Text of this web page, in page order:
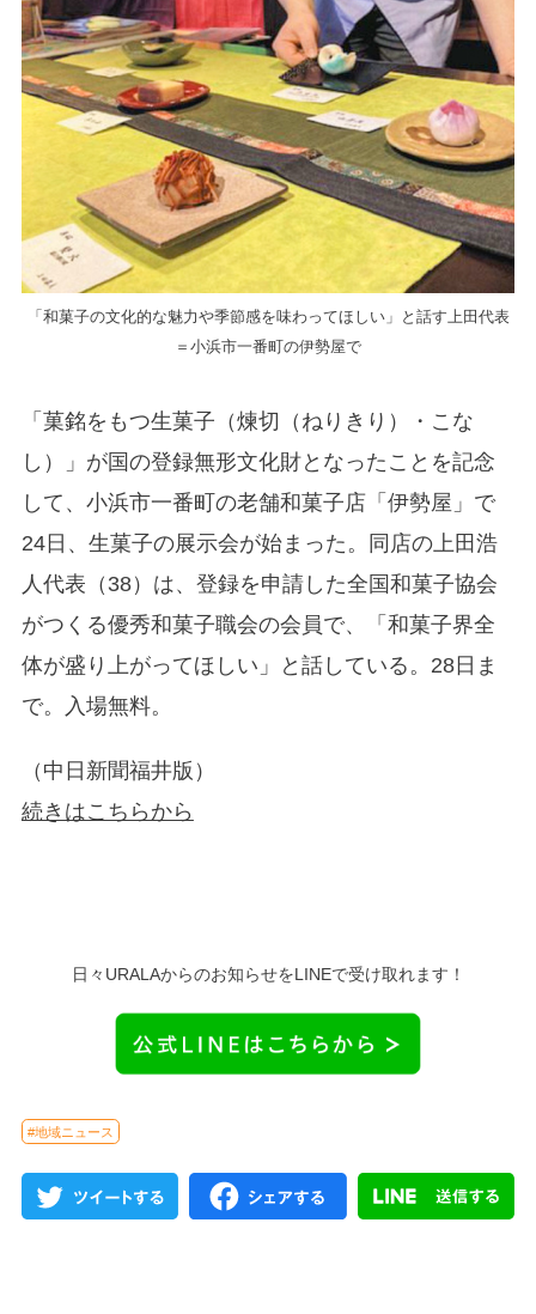
「和菓子の文化的な魅力や季節感を味わってほしい」と話す上田代表
＝小浜市一番町の伊勢屋で
「菓銘をもつ生菓子（煉切（ねりきり）・こな
し）」が国の登録無形文化財となったことを記念
して、小浜市一番町の老舗和菓子店「伊勢屋」で
24日、生菓子の展示会が始まった。同店の上田浩
人代表（38）は、登録を申請した全国和菓子協会
がつくる優秀和菓子職会の会員で、「和菓子界全
体が盛り上がってほしい」と話している。28日ま
で。入場無料。
（中日新聞福井版）
続きはこちらから
日々URALAからのお知らせをLINEで受け取れます！
#地域ニュース